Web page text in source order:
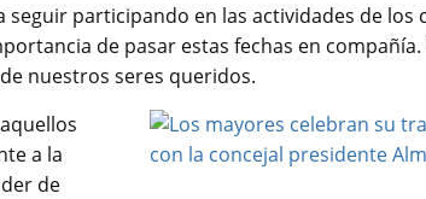
seguir participando en las actividades de los
de pasar estas fechas en
nuestros seres queridos.
a la
de